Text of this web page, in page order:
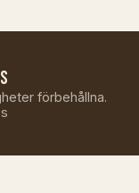
förbehållna.